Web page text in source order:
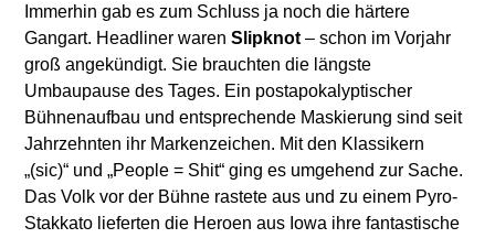
Immerhin gab es zum Schluss ja noch die härtere
Gangart. Headliner warenSlipknot – schon im Vorjahr
groß angekündigt. Sie brauchten die längste
Umbaupause des Tages. Ein postapokalyptischer
Bühnenaufbau und entsprechende Maskierung sind seit
Jahrzehnten ihr Markenzeichen. Mit den Klassikern
„(sic)“ und „People = Shit“ ging es umgehend zur Sache.
Das Volk vor der Bühne rastete aus und zu einem Pyro-
Stakkato lieferten die Heroen aus Iowa ihre fantastische